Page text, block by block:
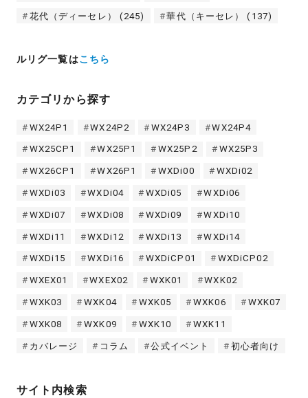
花代（ディーセレ） (245) 華代（キーセレ） (137)
ルリグ一覧はこちら
カテゴリから探す
WX24P1 WX24P2 WX24P3 WX24P4
WX25CP1 WX25P1 WX25P2 WX25P3
WX26CP1 WX26P1 WXDi00 WXDi02
WXDi03 WXDi04 WXDi05 WXDi06
WXDi07 WXDi08 WXDi09 WXDi10
WXDi11 WXDi12 WXDi13 WXDi14
WXDi15 WXDi16 WXDiCP01 WXDiCP02
WXEX01 WXEX02 WXK01 WXK02
WXK03 WXK04 WXK05 WXK06 WXK07
WXK08 WXK09 WXK10 WXK11
カバレージ コラム 公式イベント 初心者向け
サイト内検索